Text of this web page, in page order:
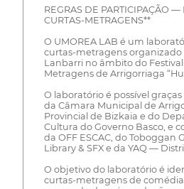
REGRAS DE PARTICIPAÇÃO —
CURTAS-METRAGENS**
O UMOREA LAB é um
curtas-metragens organizado
Lanbarri no âmbito do
Metragens de Arrigorriaga
O laboratório é possível
da Câmara Municipal de
Provincial de Bizkaia e do
Cultura do Governo Basco, e
da OFF ESCAC, do Toboggan
Library & SFX e da YAQ —
O objetivo do laboratório é
curtas-metragens de